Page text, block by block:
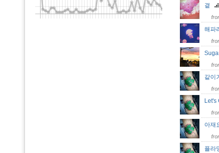
곁
해
같
아재
플